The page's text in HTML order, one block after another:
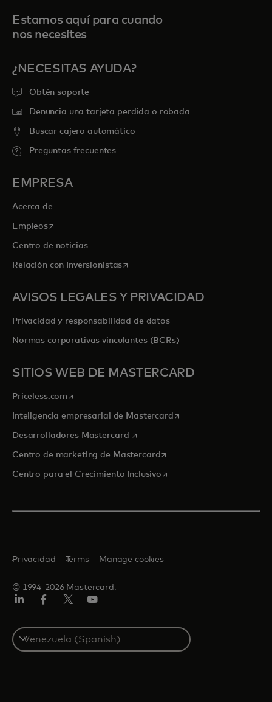
Estamos aquí para cuando
nos necesites
¿NECESITAS AYUDA?
Obtén soporte
Denuncia una tarjeta perdida o robada
Buscar cajero automático
Preguntas frecuentes
EMPRESA
Acerca de
Empleosse abre en una pestaña nueva
Centro de noticias
Relación con Inversionistasse abre en una pestaña nueva
AVISOS LEGALES Y PRIVACIDAD
Privacidad y responsabilidad de datos
Normas corporativas vinculantes (BCRs)
SITIOS WEB DE MASTERCARD
Priceless.com se abre en una pestaña nueva
Inteligencia empresarial de Mastercardse abre en una pestaña
Desarrolladores Mastercard se abre en una pestaña nueva
Centro de marketing de Mastercardse abre en una pestaña
Centro para el Crecimiento Inclusivose abre en una pestaña
© 1994-2026 Mastercard.
Privacidad Terms Manage cookies
Select
a
country